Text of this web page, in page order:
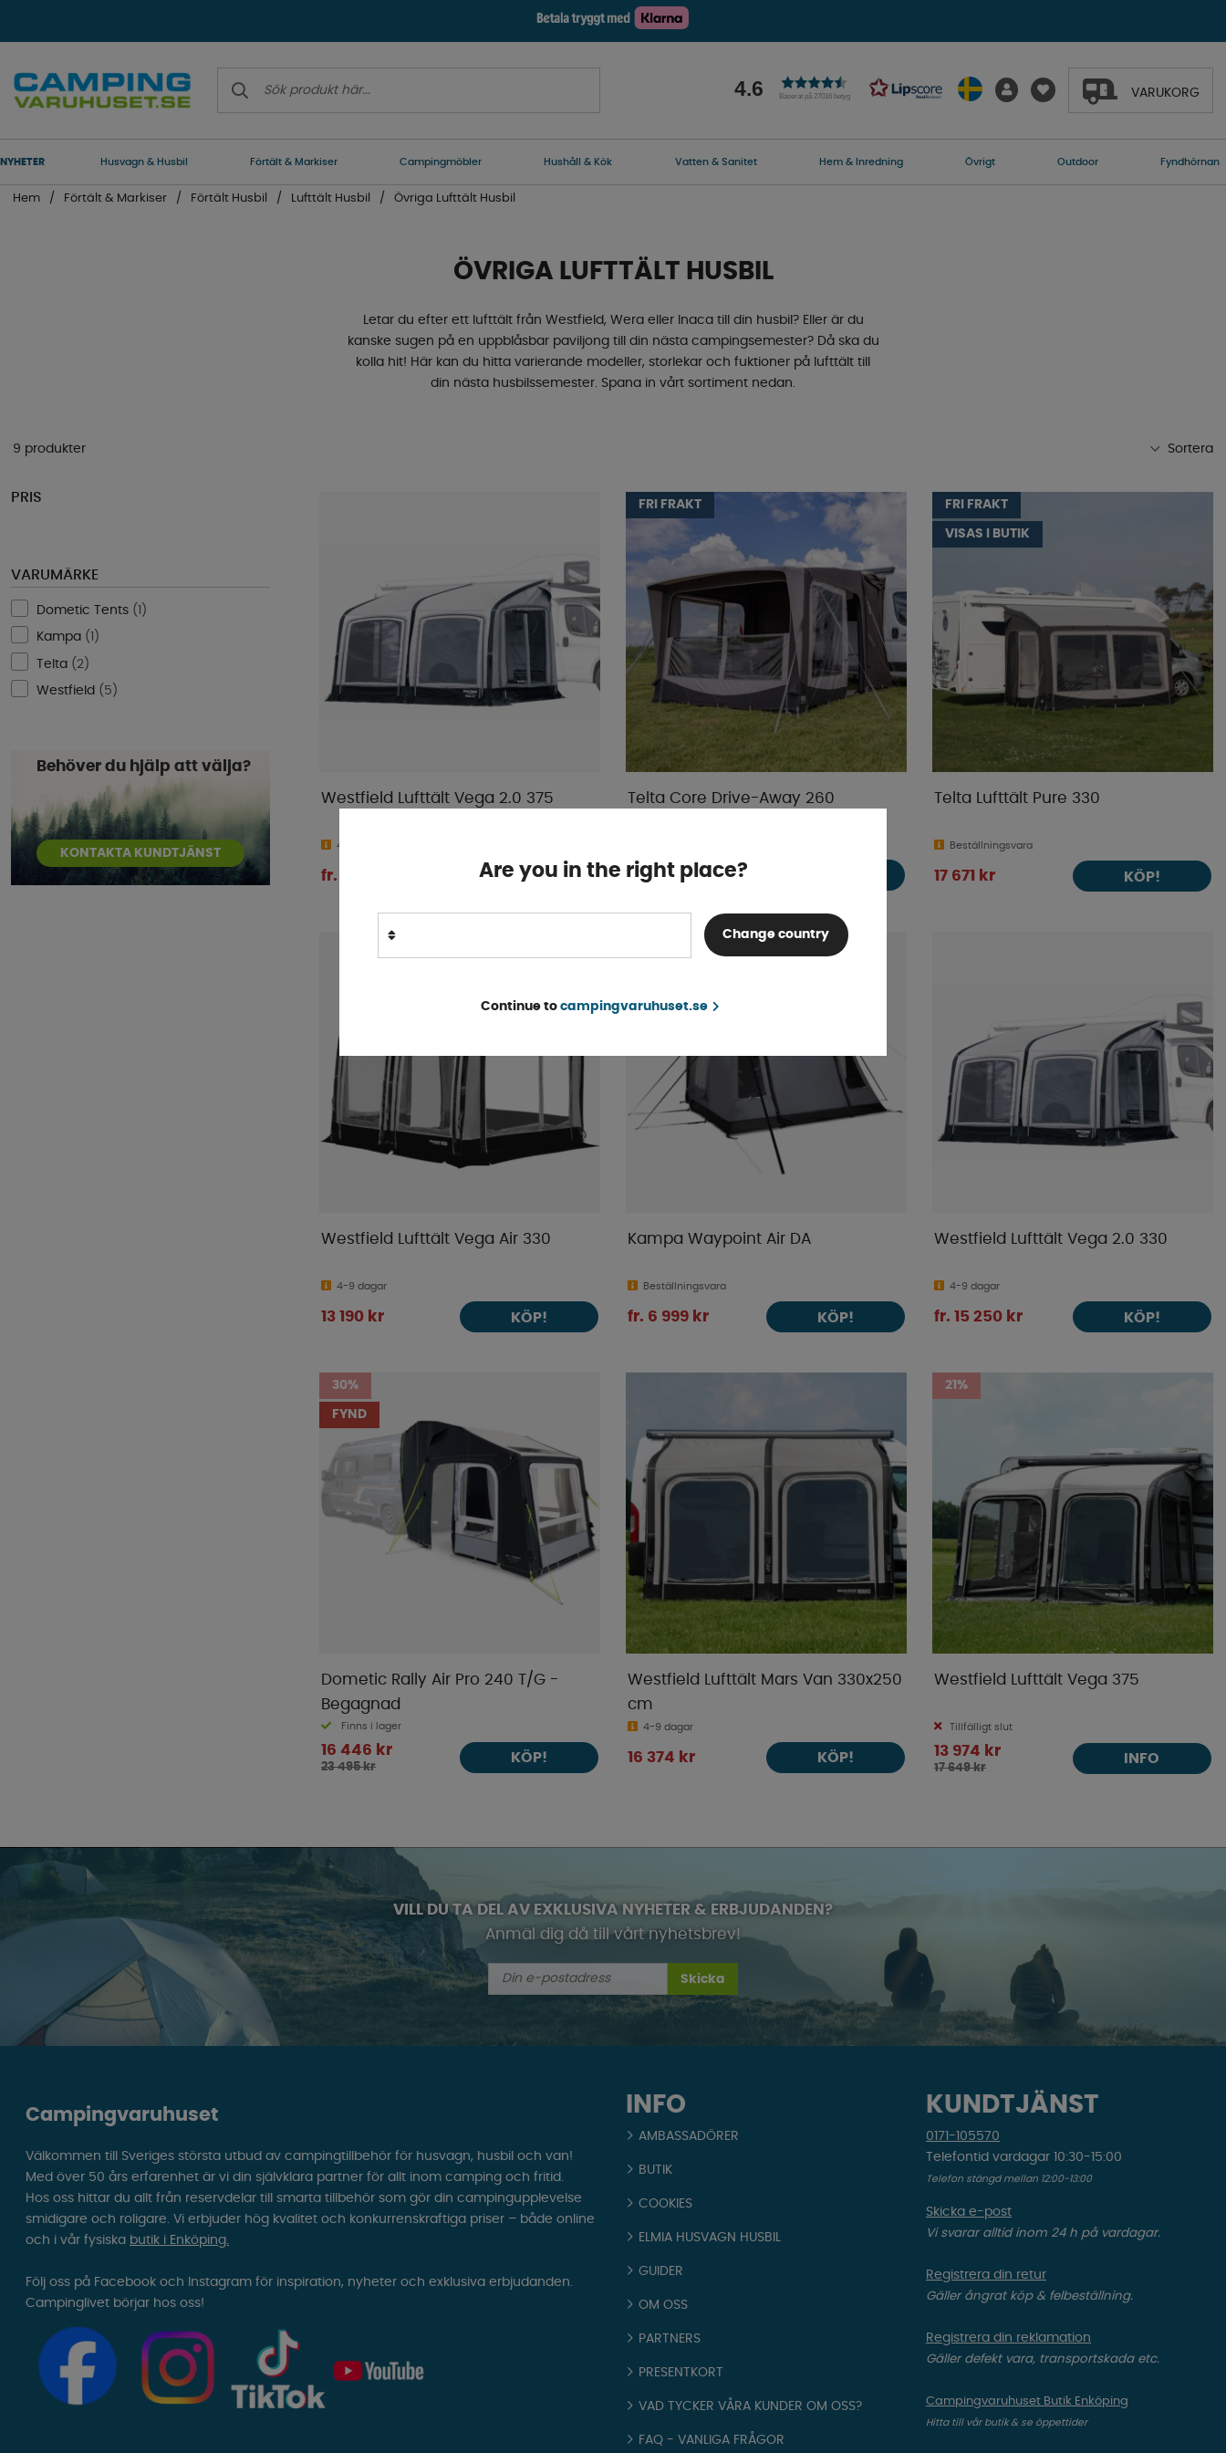
4.6 Baserat på 27016 betyg VARUKORG
NYHETER Husvagn & Husbil Förtält & Markiser Campingmöbler Hushåll & Kök Vatten & Sanitet Hem & Inredning Övrigt Outdoor Fyndhörnan
Hem Förtält & Markiser Förtält Husbil Lufttält Husbil Övriga Lufttält Husbil
ÖVRIGA LUFTTÄLT HUSBIL
Letar du efter ett lufttält från Westfield, Wera eller Inaca till din husbil? Eller är du
kanske sugen på en uppblåsbar paviljong till din nästa campingsemester? Då ska du
kolla hit! Här kan du hitta varierande modeller, storlekar och fuktioner på lufttält till
din nästa husbilssemester. Spana in vårt sortiment nedan.
Sortera
Mest populära
Lägsta pris
Publiceringsdatum
9 produkter
PRIS
VARUMÄRKE
Dometic Tents ( )
Kampa ( )
Telta ( 2 )
Westfield ( 5 )
Behöver du hjälp att välja?
KONTAKTA KUNDTJÄNST
Westfield Lufttält Vega 2.0 375
4-9 dagar
fr. 15 730 kr KÖP!
FRI FRAKT
Telta Core Drive-Away 260
fr. 18 999 kr
FRI FRAKT
VISAS I BUTIK
Telta Lufttält Pure 330
Beställningsvara
17 671 kr KÖP!
Westfield Lufttält Vega Air 330
4-9 dagar
13 190 kr KÖP!
Kampa Waypoint Air DA
Beställningsvara
fr. 6 999 kr KÖP!
Westfield Lufttält Vega 2.0 330
4-9 dagar
fr. 15 250 kr KÖP!
30%
FYND
Dometic Rally Air Pro 240 T/G -
Begagnad
Finns i lager
16 446 kr
23 495 kr
KÖP!
Westfield Lufttält Mars Van 330x250
cm
4-9 dagar
16 374 kr KÖP!
21%
Westfield Lufttält Vega 375
Tillfälligt slut
13 974 kr
17 649 kr
INFO
Are you in the right place?
Change country
Continue to campingvaruhuset.se
VILL DU TA DEL AV EXKLUSIVA NYHETER & ERBJUDANDEN?
Anmäl dig då till vårt nyhetsbrev!
Skicka
INFO
AMBASSADÖRER
BUTIK
COOKIES
ELMIA HUSVAGN HUSBIL
GUIDER
OM OSS
PARTNERS
PRESENTKORT
VAD TYCKER VÅRA KUNDER OM OSS?
FAQ - VANLIGA FRÅGOR
KUNDTJÄNST
0171-105570
Telefontid vardagar 10:30-15:00
Telefon stängd mellan 12:00-13:00
Skicka e-post
Vi svarar alltid inom 24 h på vardagar.
Registrera din retur
Gäller ångrat köp & felbeställning.
Registrera din reklamation
Gäller defekt vara, transportskada etc.
Campingvaruhuset Butik Enköping
Hitta till vår butik & se öppettider
Campingvaruhuset
Välkommen till Sveriges största utbud av campingtillbehör för husvagn, husbil och van!
Med över 50 års erfarenhet är vi din självklara partner för allt inom camping och fritid.
Hos oss hittar du allt från reservdelar till smarta tillbehör som gör din campingupplevelse
smidigare och roligare. Vi erbjuder hög kvalitet och konkurrenskraftiga priser – både online
och i vår fysiska butik i Enköping.
Följ oss på Facebook och Instagram för inspiration, nyheter och exklusiva erbjudanden.
Campinglivet börjar hos oss!